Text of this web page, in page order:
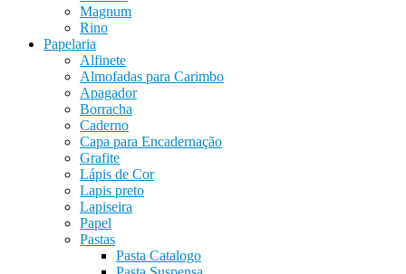
Magnum
Rino
Papelaria
Alfinete
Almofadas para Carimbo
Apagador
Borracha
Caderno
Capa para Encadernação
Grafite
Lápis de Cor
Lapis preto
Lapiseira
Papel
Pastas
Pasta Catalogo